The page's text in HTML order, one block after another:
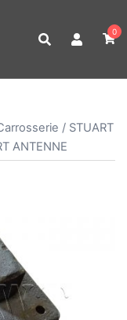
0
/ STUART
ANTENNE